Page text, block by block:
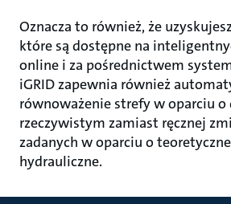
Oznacza to również, że
które są dostępne na
online i za pośrednictwem
iGRID zapewnia również
równoważenie strefy w oparciu o
rzeczywistym zamiast ręcznej
zadanych w oparciu o
hydrauliczne.